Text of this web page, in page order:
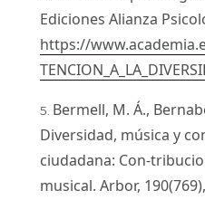
Ediciones Alianza
https://
Bermell, M. Á.,
Diversidad, música y
ciudadana: Con-
musical. Arbor,